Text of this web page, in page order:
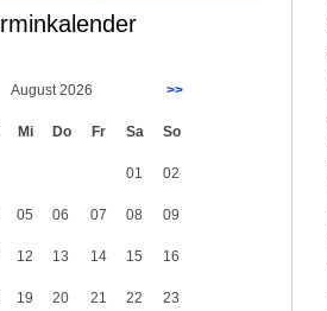
August 2026 >>
Mi Do Fr Sa So
01 02
05 06 07 08 09
12 13 14 15 16
19 20 21 22 23